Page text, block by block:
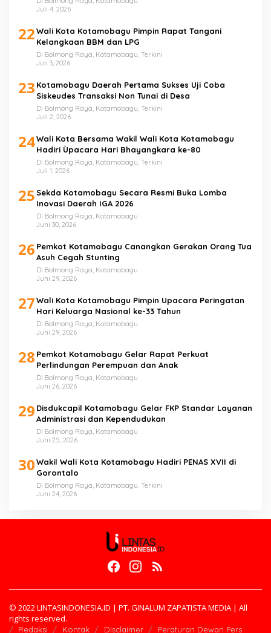
Juli 4, 2026
22Wali Kota Kotamobagu Pimpin Rapat Tangani
Kelangkaan BBM dan LPG
Di Bolmong Raya, Kotamobagu, Terkini
Juli 3, 2026
23 Kotamobagu Daerah Pertama Sukses Uji Coba
Siskeudes Transaksi Non Tunai di Desa
Di Bolmong Raya, Kotamobagu, Terkini
Juli 2, 2026
24Wali Kota Bersama Wakil Wali Kota Kotamobagu
Hadiri Ùpacara Hari Bhayangkara ke-80
Di Bolmong Raya, Kotamobagu, Terkini
Juli 1, 2026
25 Sekda Kotamobagu Secara Resmi Buka Lomba
Inovasi Daerah IGA 2026
Di Bolmong Raya, Kotamobagu
Juni 30, 2026
26 Pemkot Kotamobagu Canangkan Gerakan Orang Tua
Asuh Cegah Stunting
Di Bolmong Raya, Kotamobagu
Juni 29, 2026
27Wali Kota Kotamobagu Pimpin Upacara Peringatan
Hari Keluarga Nasional ke-33 Tahun
Di Bolmong Raya, Kotamobagu
Juni 29, 2026
28 Pemkot Kotamobagu Gelar Rapat Perkuat
Perlindungan Perempuan dan Anak
Di Bolmong Raya, Kotamobagu
Juni 26, 2026
29 Disdukcapil Kotamobagu Gelar FKP Standar Layanan
Administrasi dan Kependudukan
Di Bolmong Raya, Kotamobagu
Juni 25, 2026
30Wakil Wali Kota Kotamobagu Hadiri PENAS XVII di
Gorontalo
Di Bolmong Raya, Kotamobagu, Terkini
Juni 24, 2026
© 2022 LINTASINDONESIA.ID | PT. GINALUM ZAPATISTA MEDIA | All
rights reserved.
Redaksi Kontak Disclaimer Peraturan Dewan Pers